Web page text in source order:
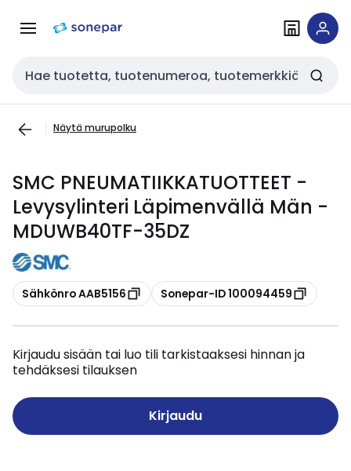
navigointiinsisältöön
Haku
Näytä murupolku
SMC PNEUMATIIKKATUOTTEET -
Levysylinteri Läpimenvällä Män -
MDUWB40TF-35DZ
Kopioi
Sähkönro AAB5156 Kopioi
Sonepar-ID 100094459
Kirjaudu sisään tai luo tili tarkistaaksesi hinnan ja
tehdäksesi tilauksen
Kirjaudu